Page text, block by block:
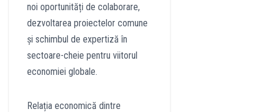
noi oportunități de colaborare,
dezvoltarea proiectelor comune
și schimbul de expertiză în
sectoare-cheie pentru viitorul
economiei globale.
Relația economică dintre